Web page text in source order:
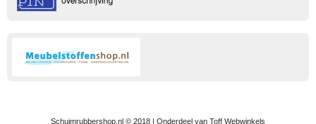
Schuimrubbershop.nl © 2018 | Onderdeel van Toff Webwinkels